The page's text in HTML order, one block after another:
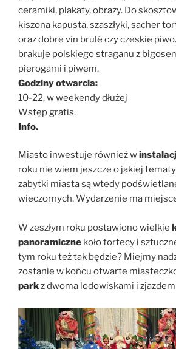
ceramiki, plakaty, obrazy. Do
kiszona kapusta, szaszłyki, sacher
oraz dobre vin brulé czy czeskie
brakuje polskiego straganu z
pierogami i piwem.
Godziny otwarcia:
10-22, w weekendy dłużej
Wstęp gratis.
Info.
Miasto inwestuje również w
roku nie wiem jeszcze o jakiej
zabytki miasta są wtedy
wieczornych. Wydarzenie ma
W zeszłym roku postawiono wielkie
panoramiczne koło fortecy i
tym roku też tak będzie? Miejmy
zostanie w końcu otwarte
parkz dwoma lodowiskami i